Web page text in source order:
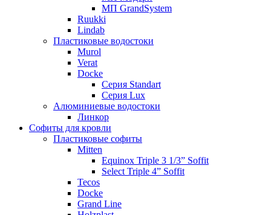
МП GrandSystem
Ruukki
Lindab
Пластиковые водостоки
Murol
Verat
Docke
Серия Standart
Серия Lux
Алюминиевые водостоки
Линкор
Софиты для кровли
Пластиковые софиты
Mitten
Equinox Triple 3 1/3” Soffit
Select Triple 4” Soffit
Tecos
Docke
Grand Line